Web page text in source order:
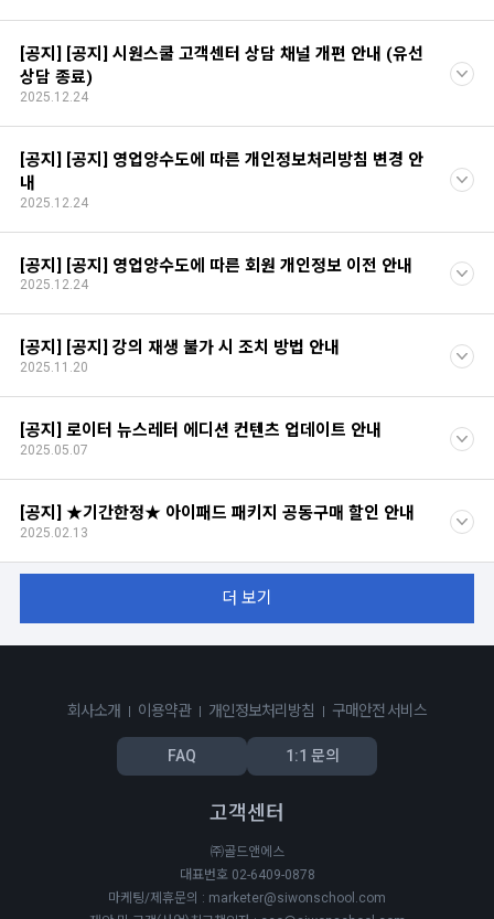
[공지] [공지] 시원스쿨 고객센터 상담 채널 개편 안내 (유선
상담 종료)
2025.12.24
[공지] [공지] 영업양수도에 따른 개인정보처리방침 변경 안
내
2025.12.24
[공지] [공지] 영업양수도에 따른 회원 개인정보 이전 안내
2025.12.24
[공지] [공지] 강의 재생 불가 시 조치 방법 안내
2025.11.20
[공지] 로이터 뉴스레터 에디션 컨텐츠 업데이트 안내
2025.05.07
[공지] ★기간한정★ 아이패드 패키지 공동구매 할인 안내
2025.02.13
더 보기
회사소개 이용약관 개인정보처리방침 구매안전 서비스
FAQ 1:1 문의
고객센터
㈜골드앤에스
대표번호 02-6409-0878
마케팅/제휴문의 : marketer@siwonschool.com